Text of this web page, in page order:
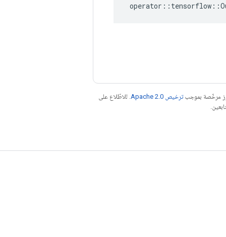
operator :: tensorflow ::
مرخّصة بموجبترخيص Apache 2.0‏ . للاطّلاع على